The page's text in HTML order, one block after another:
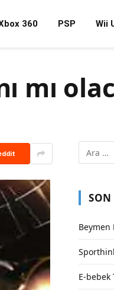
360 PSP Wii
mı
SON
Beymen
E-